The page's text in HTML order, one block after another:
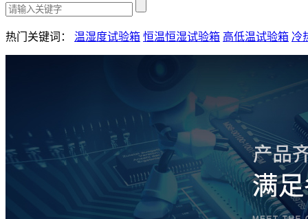
热门关键词： 温湿度试验箱 恒温恒湿试验箱 高低温试验箱 冷